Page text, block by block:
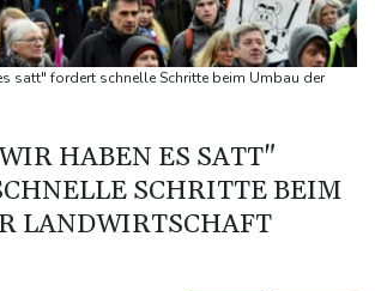
Min Aung Hlaing zu erstem Besuch in
fordern "klare Zuständigkeiten" - SPD
Vermisste Dreijährige aus Schleswig-Holstein
ab und stürzt auf Gleise: Drei Tote in
satt" fordert schnelle Schritte beim Umbau der
HABEN ES SATT"
SCHRITTE BEIM
LANDWIRTSCHAFT